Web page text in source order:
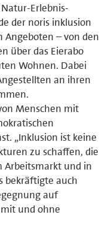
Erlebnis-
der noris inklusion
– von den
über das Eierabo
Wohnen. Dabei
an ihren
Menschen mit
„Inklusion ist keine
zu schaffen, die
Arbeitsmarkt und in
bekräftigte auch
auf
und ohne